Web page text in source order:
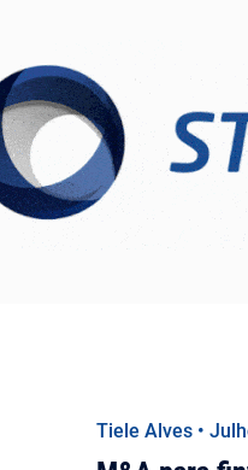
Tiele Alves •